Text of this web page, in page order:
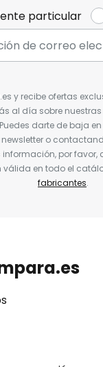
particular
y recibe ofertas
al día sobre
darte de baja
o
información, por favor,
válida en todo el
fabricantes.